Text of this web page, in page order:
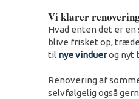
Vi klarer
Hvad enten det er
blive frisket op,
til nye vinduerog nyt
Renovering af
selvfølgelig også